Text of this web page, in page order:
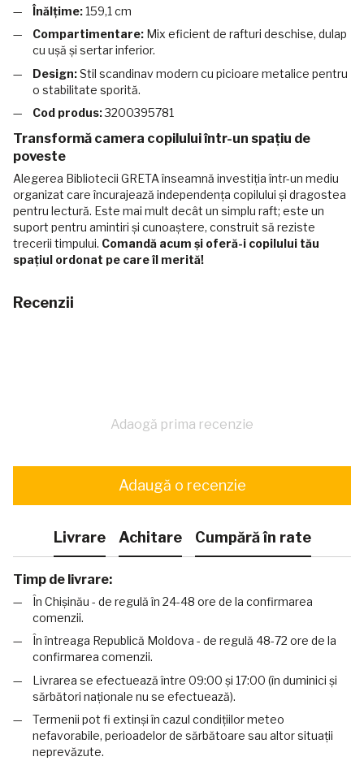
Înălțime:159,1 cm
Compartimentare: Mix eficient de rafturi deschise, dulap
cu ușă și sertar inferior.
Design:Stil scandinav modern cu picioare metalice pentru
o stabilitate sporită.
Cod produs:3200395781
Transformă camera copilului într-un spațiu de
poveste
Alegerea Bibliotecii GRETA înseamnă investiția într-un mediu
organizat care încurajează independența copilului și dragostea
pentru lectură. Este mai mult decât un simplu raft; este un
suport pentru amintiri și cunoaștere, construit să reziste
trecerii timpului. Comandă acum și oferă-i copilului tău
spațiul ordonat pe care îl merită!
Recenzii
Adaogă prima recenzie
Adaugă o recenzie
Livrare Achitare Cumpără în rate
Timp de livrare:
În Chișinău - de regulă în 24-48 ore de la confirmarea
comenzii.
În întreaga Republică Moldova - de regulă 48-72 ore de la
confirmarea comenzii.
Livrarea se efectuează între 09:00 și 17:00 (în duminici și
sărbători naționale nu se efectuează).
Termenii pot fi extinși în cazul condițiilor meteo
nefavorabile, perioadelor de sărbătoare sau altor situații
neprevăzute.